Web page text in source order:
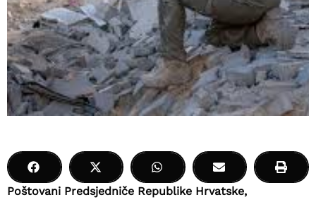
Poštovani Predsjedniče Republike Hrvatske,